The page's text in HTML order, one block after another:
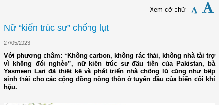
Xem cỡ chữ
Nữ “kiến trúc sư” chống lụt
27/05/2023
Với phương châm: “Không carbon, không rác thải, không nhà tài trợ
vì không đói nghèo”, nữ kiến trúc sư đầu tiên của Pakistan, bà
Yasmeen Lari đã thiết kế và phát triển nhà chống lũ cũng như bếp
sinh thái cho các cộng đồng nông thôn ở tuyến đầu của biến đổi khí
hậu.